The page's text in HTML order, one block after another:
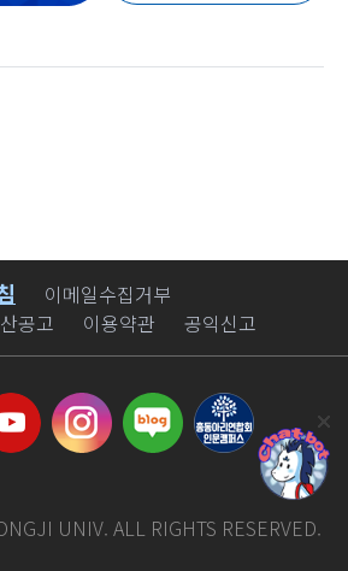
이메일수집거부
공고 이용약관 공익신고
UNIV. ALL RIGHTS RESERVED.